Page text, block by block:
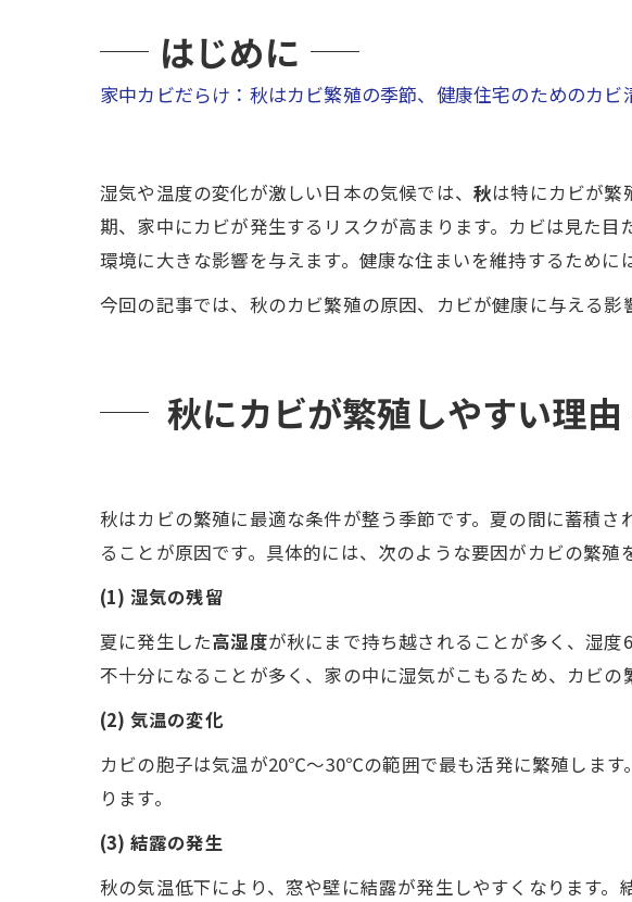
はじめに
家中カビだらけ：秋はカビ繁殖の季節、健康住宅のためのカビ
湿気や温度の変化が激しい日本の気候では、秋は特にカビが繁
期、家中にカビが発生するリスクが高まります。カビは見た
環境に大きな影響を与えます。健康な住まいを維持するために
今回の記事では、秋のカビ繁殖の原因、カビが健康に与える
秋にカビが繁殖しやすい理由
秋はカビの繁殖に最適な条件が整う季節です。夏の間に蓄積
ることが原因です。具体的には、次のような要因がカビの繁殖
(1) 湿気の残留
夏に発生した高湿度が秋にまで持ち越されることが多く、湿
不十分になることが多く、家の中に湿気がこもるため、カビの
(2) 気温の変化
カビの胞子は気温が20℃～30℃の範囲で最も活発に繁殖しま
ります。
(3) 結露の発生
秋の気温低下により、窓や壁に結露が発生しやすくなります